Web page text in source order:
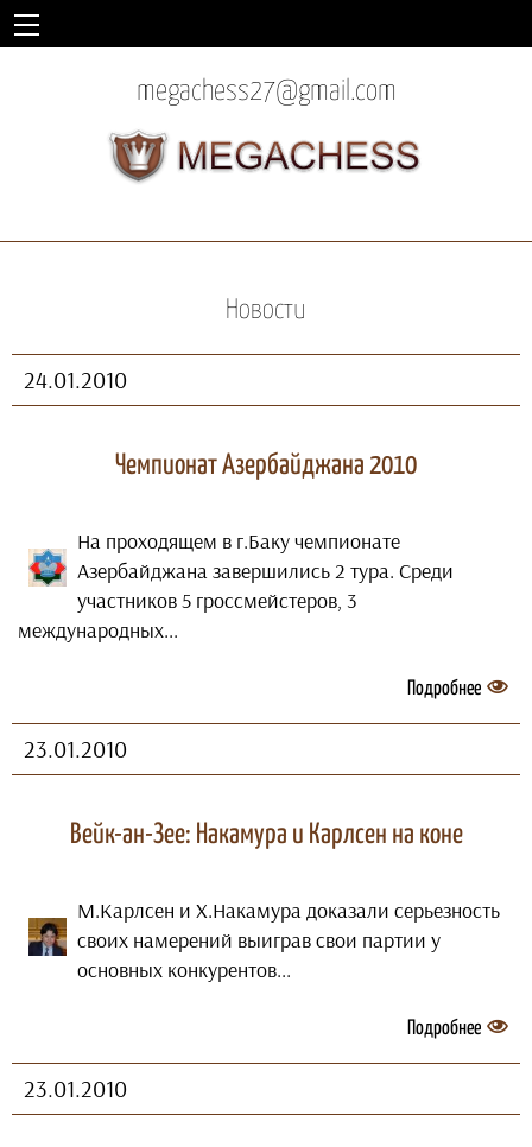
megachess27@gmail.com
Новости
24.01.2010
Чемпионат Азербайджана 2010
На проходящем в г.Баку чемпионате
Азербайджана завершились 2 тура. Среди
участников 5 гроссмейстеров, 3
международных...
Подробнее
23.01.2010
Вейк-ан-Зее: Накамура и Карлсен на коне
М.Карлсен и Х.Накамура доказали серьезность
своих намерений выиграв свои партии у
основных конкурентов...
Подробнее
23.01.2010